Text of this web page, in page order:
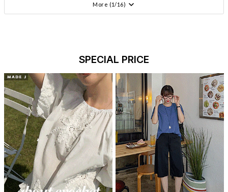
More (1/16)
SPECIAL PRICE